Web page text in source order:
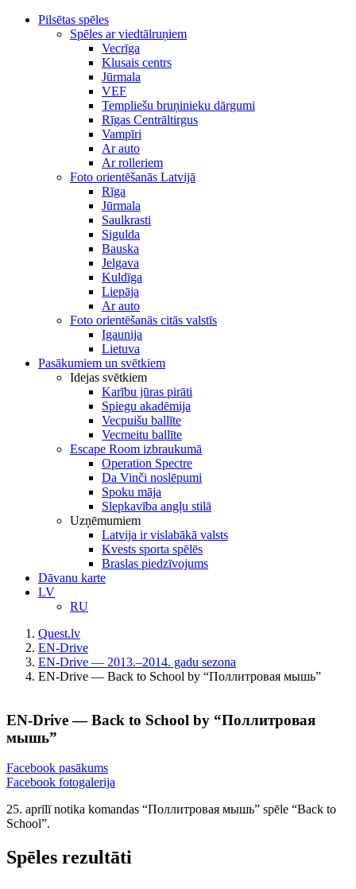
Pilsētas spēles
Spēles ar viedtālruņiem
Vecrīga
Klusais centrs
Jūrmala
VEF
Templiešu bruņinieku dārgumi
Rīgas Centrāltirgus
Vampīri
Ar auto
Ar rolleriem
Foto orientēšanās Latvijā
Rīga
Jūrmala
Saulkrasti
Sigulda
Bauska
Jelgava
Kuldīga
Liepāja
Ar auto
Foto orientēšanās citās valstīs
Igaunija
Lietuva
Pasākumiem un svētkiem
Idejas svētkiem
Karību jūras pirāti
Spiegu akadēmija
Vecpuišu ballīte
Vecmeitu ballīte
Escape Room izbraukumā
Operation Spectre
Da Vinči noslēpumi
Spoku māja
Slepkavība angļu stilā
Uzņēmumiem
Latvija ir vislabākā valsts
Kvests sporta spēlēs
Braslas piedzīvojums
Dāvanu karte
LV
RU
Quest.lv
EN-Drive
EN-Drive — 2013.–2014. gadu sezona
EN-Drive — Back to School by “Поллитровая мышь”
EN-Drive — Back to School by “Поллитровая
мышь”
Facebook pasākums
Facebook fotogalerija
25. aprīlī notika komandas “Поллитровая мышь” spēle “Back to
School”.
Spēles rezultāti